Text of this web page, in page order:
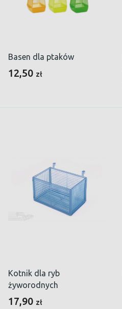
Basen dla ptaków
12,50 zł
Kotnik dla ryb
żyworodnych
17,90 zł